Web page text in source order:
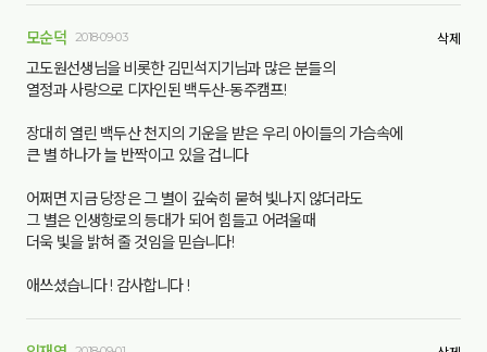
모순덕 2018-09-03 삭제
고도원선생님을 비롯한 김민석지기님과 많은 분들의
열정과 사랑으로 디자인된 백두산-동주캠프!
장대히 열린 백두산 천지의 기운을 받은 우리 아이들의 가슴속에
큰 별 하나가 늘 반짝이고 있을 겁니다
어쩌면 지금 당장은 그 별이 깊숙히 묻혀 빛나지 않더라도
그 별은 인생항로의 등대가 되어 힘들고 어려울때
더욱 빛을 밝혀 줄 것임을 믿습니다!
애쓰셨습니다 ! 감사합니다 !